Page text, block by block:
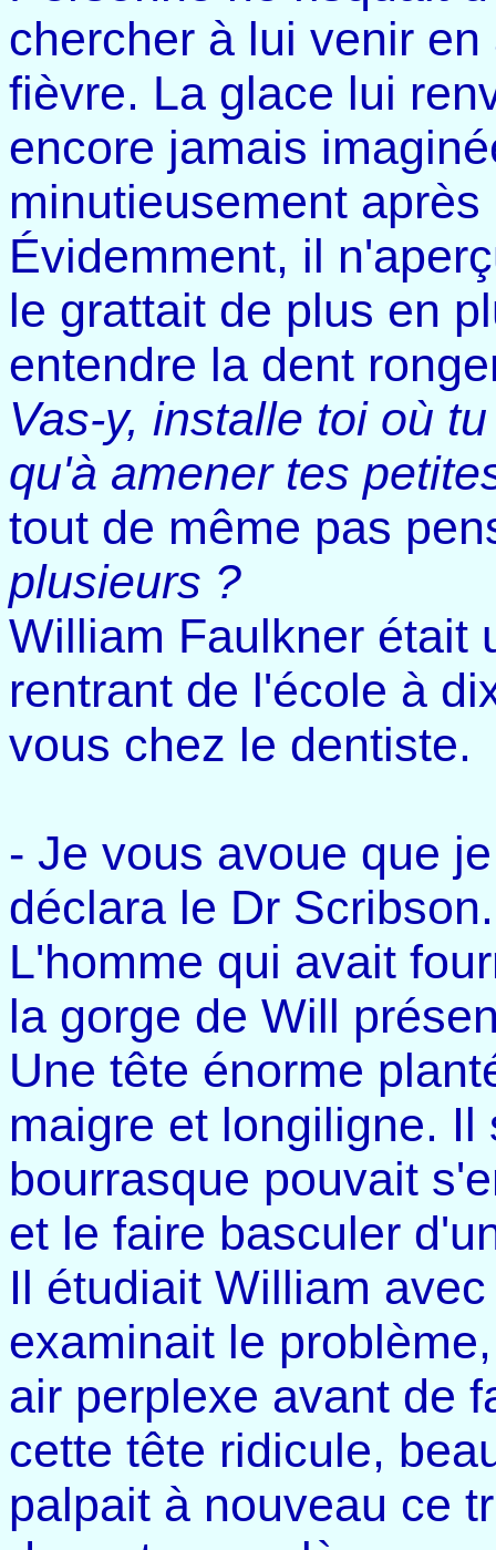
chercher à lui venir
fièvre. La glace lui
encore jamais
minutieusement
Évidemment, il
le grattait de plus en
entendre la dent
Vas-y, installe toi où
qu'à amener tes
tout de même pas
plusieurs ?
William Faulkner était
rentrant de l'école à
vous chez le dentiste.
- Je vous avoue que
déclara le Dr Scribson.
L'homme qui avait
la gorge de Will
Une tête énorme
maigre et longiligne.
bourrasque pouvait
et le faire basculer
Il étudiait William
examinait le
air perplexe avant de
cette tête ridicule,
palpait à nouveau ce